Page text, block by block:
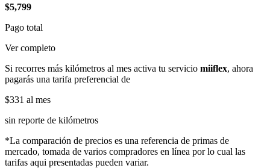
$5,799
Pago total
Ver completo
Si recorres más kilómetros al mes activa tu servicio miiflex, ahora
pagarás una tarifa preferencial de
$331 al mes
sin reporte de kilómetros
*La comparación de precios es una referencia de primas de
mercado, tomada de varios compradores en línea por lo cual las
tarifas aqui presentadas pueden variar.